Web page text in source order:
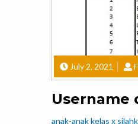
July 2, 2021
Username
anak-anak kelas x